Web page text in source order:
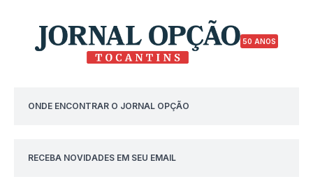
50 ANOS
ONDE ENCONTRAR O JORNAL OPÇÃO
RECEBA NOVIDADES EM SEU EMAIL